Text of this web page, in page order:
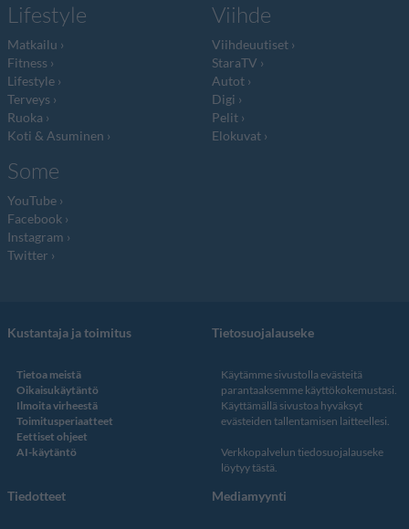
Lifestyle
Matkailu
Fitness
Lifestyle
Terveys
Ruoka
Koti & Asuminen
Viihde
Viihdeuutiset
StaraTV
Autot
Digi
Pelit
Elokuvat
Some
YouTube
Facebook
Instagram
Twitter
Kustantaja ja toimitus
Tietoa meistä
Oikaisukäytäntö
Ilmoita virheestä
Toimitusperiaatteet
Eettiset ohjeet
AI-käytäntö
Tietosuojalauseke
Käytämme sivustolla evästeitä
parantaaksemme käyttökokemustasi.
Käyttämällä sivustoa hyväksyt
evästeiden tallentamisen laitteellesi.
Verkkopalvelun tiedosuojalauseke
löytyy tästä.
Tiedotteet Mediamyynti